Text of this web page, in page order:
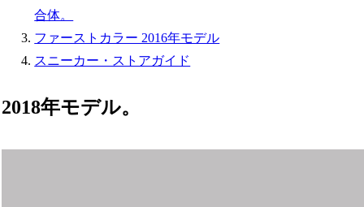
合体。
ファーストカラー 2016年モデル
スニーカー・ストアガイド
2018年モデル。